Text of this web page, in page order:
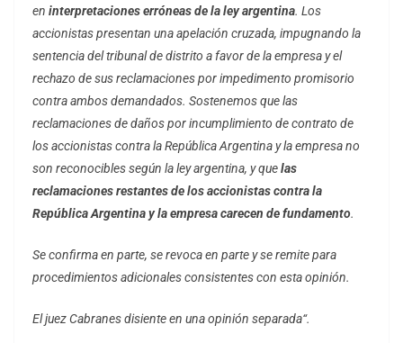
en interpretaciones erróneas de la ley argentina. Los
accionistas presentan una apelación cruzada, impugnando la
sentencia del tribunal de distrito a favor de la empresa y el
rechazo de sus reclamaciones por impedimento promisorio
contra ambos demandados. Sostenemos que las
reclamaciones de daños por incumplimiento de contrato de
los accionistas contra la República Argentina y la empresa no
son reconocibles según la ley argentina, y quelas
reclamaciones restantes de los accionistas contra la
República Argentina y la empresa carecen de fundamento.
Se confirma en parte, se revoca en parte y se remite para
procedimientos adicionales consistentes con esta opinión.
El juez Cabranes disiente en una opinión separada“.